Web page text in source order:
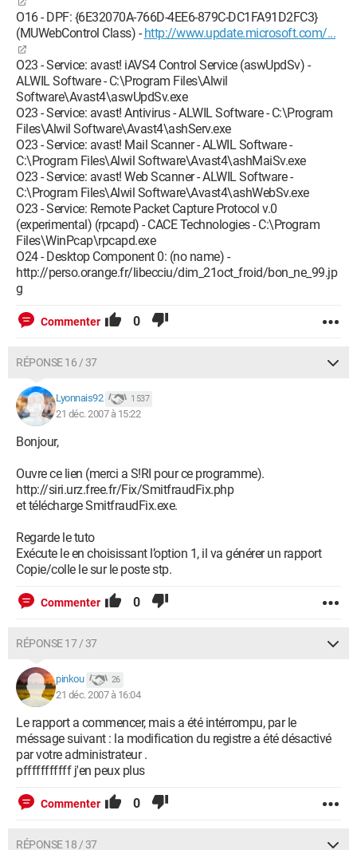
O16 - DPF: {6E32070A-766D-4EE6-879C-DC1FA91D2FC3}
(MUWebControl Class) - http://www.update.microsoft.com/...
O23 - Service: avast! iAVS4 Control Service (aswUpdSv) -
ALWIL Software - C:\Program Files\Alwil
Software\Avast4\aswUpdSv.exe
O23 - Service: avast! Antivirus - ALWIL Software - C:\Program
Files\Alwil Software\Avast4\ashServ.exe
O23 - Service: avast! Mail Scanner - ALWIL Software -
C:\Program Files\Alwil Software\Avast4\ashMaiSv.exe
O23 - Service: avast! Web Scanner - ALWIL Software -
C:\Program Files\Alwil Software\Avast4\ashWebSv.exe
O23 - Service: Remote Packet Capture Protocol v.0
(experimental) (rpcapd) - CACE Technologies - C:\Program
Files\WinPcap\rpcapd.exe
O24 - Desktop Component 0: (no name) -
http://perso.orange.fr/libecciu/dim_21oct_froid/bon_ne_99.jp
g
Commenter 0
RÉPONSE 16 / 37
Lyonnais92 1 537
21 déc. 2007 à 15:22
Bonjour,
Ouvre ce lien (merci a S!RI pour ce programme).
http://siri.urz.free.fr/Fix/SmitfraudFix.php
et télécharge SmitfraudFix.exe.
Regarde le tuto
Exécute le en choisissant l’option 1, il va générer un rapport
Copie/colle le sur le poste stp.
Commenter 0
RÉPONSE 17 / 37
pinkou 26
21 déc. 2007 à 16:04
Le rapport a commencer, mais a été intérrompu, par le
méssage suivant : la modification du registre a été désactivé
par votre administrateur .
pfffffffffff j'en peux plus
Commenter 0
RÉPONSE 18 / 37